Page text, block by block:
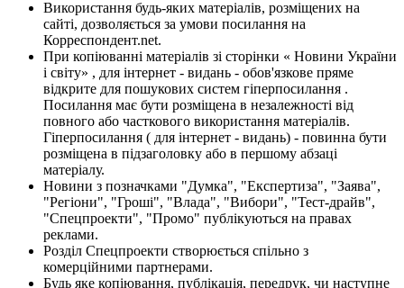
Використання будь-яких матеріалів, розміщених на
сайті, дозволяється за умови посилання на
Корреспондент.net.
При копіюванні матеріалів зі сторінки « Новини України
і світу» , для інтернет - видань - обов'язкове пряме
відкрите для пошукових систем гіперпосилання .
Посилання має бути розміщена в незалежності від
повного або часткового використання матеріалів.
Гіперпосилання ( для інтернет - видань) - повинна бути
розміщена в підзаголовку або в першому абзаці
матеріалу.
Новини з позначками "Думка", "Експертиза", "Заява",
"Регіони", "Гроші", "Влада", "Вибори", "Тест-драйв",
"Спецпроекти", "Промо" публікуються на правах
реклами.
Розділ Спецпроекти створюється спільно з
комерційними партнерами.
Будь яке копіювання, публікація, передрук, чи наступне